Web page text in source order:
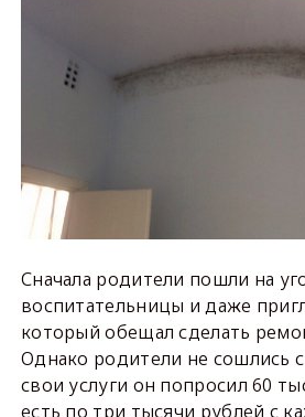
Сначала родители пошли на
воспитательницы и даже
который обещал сделать
Однако родители не сошлись
свои услуги он попросил 60
есть по три тысячи рублей с